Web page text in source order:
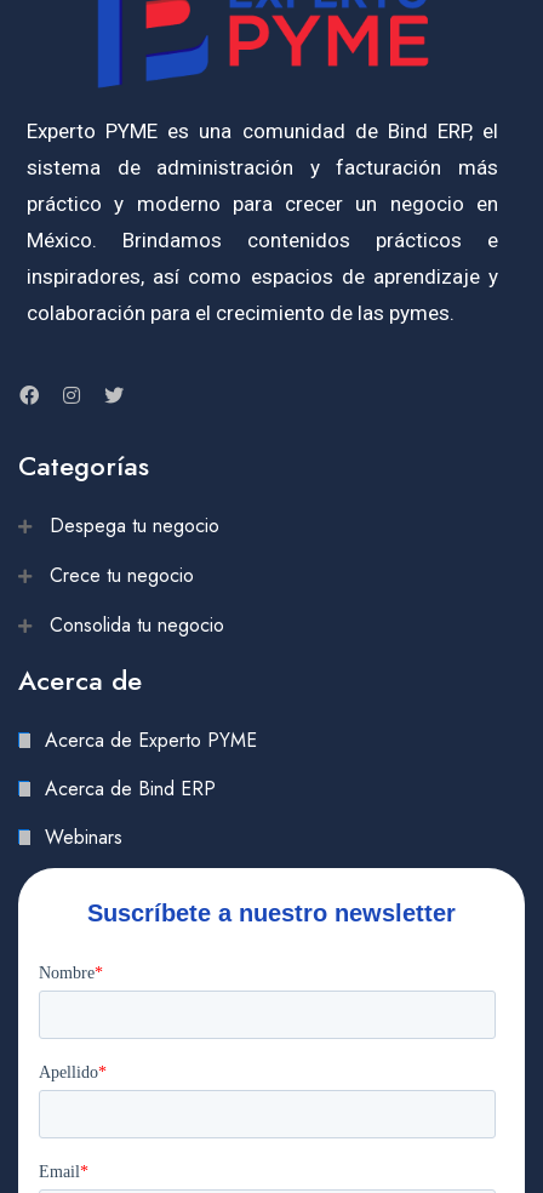
Experto PYME es una comunidad de Bind ERP, el
sistema de administración y facturación más
práctico y moderno para crecer un negocio en
México. Brindamos contenidos prácticos e
inspiradores, así como espacios de aprendizaje y
colaboración para el crecimiento de las pymes.
Categorías
Despega tu negocio
Crece tu negocio
Consolida tu negocio
Acerca de
Acerca de Experto PYME
Acerca de Bind ERP
Webinars
Suscríbete a nuestro newsletter